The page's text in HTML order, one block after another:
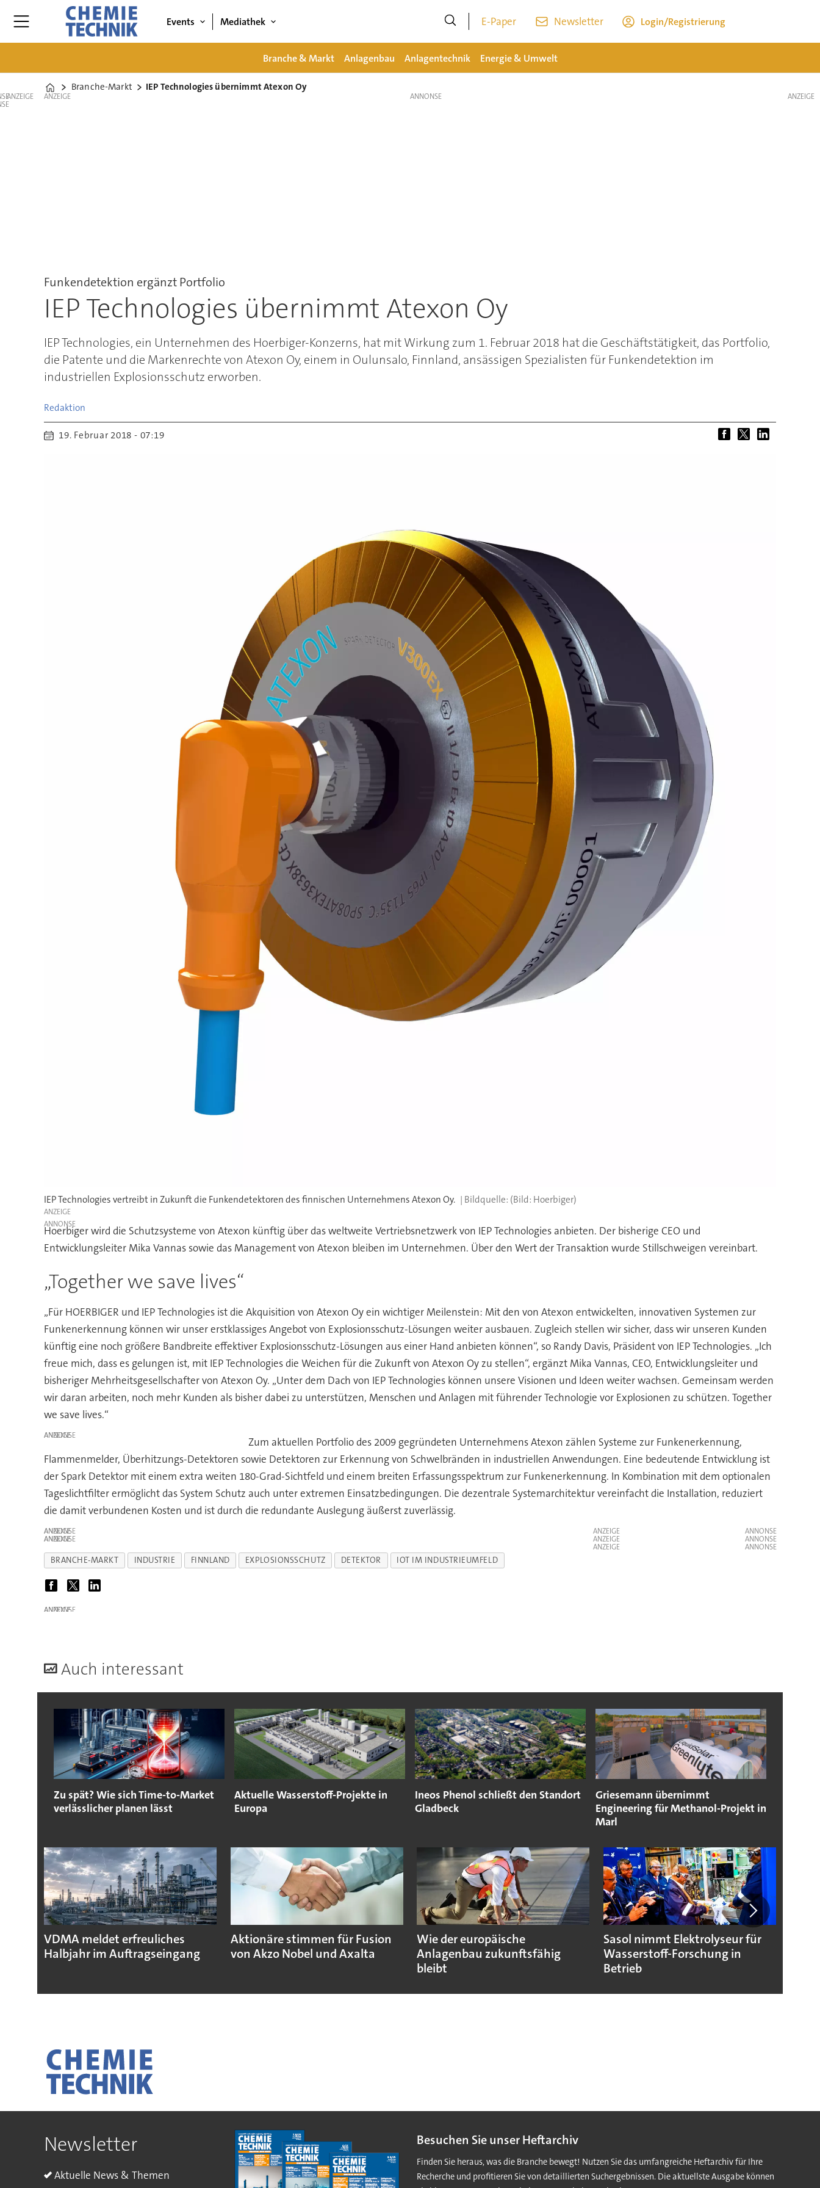
Events Mediathek E-Paper Newsletter Login/Registrierung
Branche & Markt Anlagenbau Anlagentechnik Energie & Umwelt
Home
Branche-Markt IEP Technologies übernimmt Atexon Oy
ANZEIGE ANZEIGE
Funkendetektion ergänzt Portfolio
IEP Technologies übernimmt Atexon Oy
IEP Technologies, ein Unternehmen des Hoerbiger-Konzerns, hat mit Wirkung zum 1. Februar 2018 hat die Geschäftstätigkeit, das Portfolio,
die Patente und die Markenrechte von Atexon Oy, einem in Oulunsalo, Finnland, ansässigen Spezialisten für Funkendetektion im
industriellen Explosionsschutz erworben.
Redaktion
19. Februar 2018 - 07:19
IEP Technologies vertreibt in Zukunft die Funkendetektoren des finnischen Unternehmens Atexon Oy. (Bild: Hoerbiger)
ANZEIGE
Hoerbiger wird die Schutzsysteme von Atexon künftig über das weltweite Vertriebsnetzwerk von IEP Technologies anbieten. Der bisherige CEO und
Entwicklungsleiter Mika Vannas sowie das Management von Atexon bleiben im Unternehmen. Über den Wert der Transaktion wurde Stillschweigen vereinbart.
„Together we save lives“
„Für HOERBIGER und IEP Technologies ist die Akquisition von Atexon Oy ein wichtiger Meilenstein: Mit den von Atexon entwickelten, innovativen Systemen zur
Funkenerkennung können wir unser erstklassiges Angebot von Explosionsschutz-Lösungen weiter ausbauen. Zugleich stellen wir sicher, dass wir unseren Kunden
künftig eine noch größere Bandbreite effektiver Explosionsschutz-Lösungen aus einer Hand anbieten können“, so Randy Davis, Präsident von IEP Technologies. „Ich
freue mich, dass es gelungen ist, mit IEP Technologies die Weichen für die Zukunft von Atexon Oy zu stellen“, ergänzt Mika Vannas, CEO, Entwicklungsleiter und
bisheriger Mehrheitsgesellschafter von Atexon Oy. „Unter dem Dach von IEP Technologies können unsere Visionen und Ideen weiter wachsen. Gemeinsam werden
wir daran arbeiten, noch mehr Kunden als bisher dabei zu unterstützen, Menschen und Anlagen mit führender Technologie vor Explosionen zu schützen. Together
we save lives.“
ANZEIGE
Zum aktuellen Portfolio des 2009 gegründeten Unternehmens Atexon zählen Systeme zur Funkenerkennung,
Flammenmelder, Überhitzungs-Detektoren sowie Detektoren zur Erkennung von Schwelbränden in industriellen Anwendungen. Eine bedeutende Entwicklung ist
der Spark Detektor mit einem extra weiten 180-Grad-Sichtfeld und einem breiten Erfassungsspektrum zur Funkenerkennung. In Kombination mit dem optionalen
Tageslichtfilter ermöglicht das System Schutz auch unter extremen Einsatzbedingungen. Die dezentrale Systemarchitektur vereinfacht die Installation, reduziert
die damit verbundenen Kosten und ist durch die redundante Auslegung äußerst zuverlässig.
ANZEIGE
ANZEIGE
ANZEIGE
ANZEIGE
ANZEIGE
BRANCHE-MARKT INDUSTRIE FINNLAND EXPLOSIONSSCHUTZ DETEKTOR IOT IM INDUSTRIEUMFELD
ANZEIGE
Auch interessant
Zu spät? Wie sich Time-to-Market
verlässlicher planen lässt
Aktuelle Wasserstoff-Projekte in
Europa
Ineos Phenol schließt den Standort
Gladbeck
Griesemann übernimmt
Engineering für Methanol-Projekt in
Marl
VDMA meldet erfreuliches
Halbjahr im Auftragseingang
Aktionäre stimmen für Fusion
von Akzo Nobel und Axalta
Wie der europäische
Anlagenbau zukunftsfähig
bleibt
Sasol nimmt Elektrolyseur für
Wasserstoff-Forschung in
Betrieb
ANZEIGE
Newsletter
Aktuelle News & Themen
Besuchen Sie unser Heftarchiv
Finden Sie heraus, was die Branche bewegt! Nutzen Sie das umfangreiche Heftarchiv für Ihre
Recherche und profitieren Sie von detaillierten Suchergebnissen. Die aktuellste Ausgabe können